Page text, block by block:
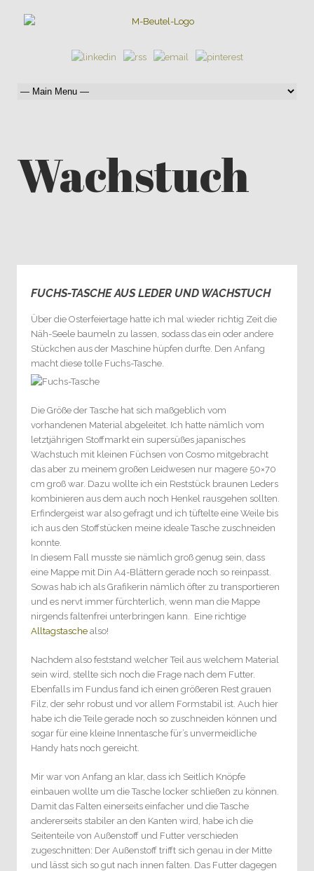
Wachstuch
FUCHS-TASCHE AUS LEDER UND WACHSTUCH
Über die Osterfeiertage hatte ich mal wieder richtig Zeit die
Näh-Seele baumeln zu lassen, sodass das ein oder andere
Stückchen aus der Maschine hüpfen durfte. Den Anfang
macht diese tolle Fuchs-Tasche.
Die Größe der Tasche hat sich maßgeblich vom
vorhandenen Material abgeleitet. Ich hatte nämlich vom
letztjährigen Stoffmarkt ein supersüßes japanisches
Wachstuch mit kleinen Füchsen von Cosmo mitgebracht
das aber zu meinem großen Leidwesen nur magere 50×70
cm groß war. Dazu wollte ich ein Reststück braunen Leders
kombinieren aus dem auch noch Henkel rausgehen sollten.
Erfindergeist war also gefragt und ich tüftelte eine Weile bis
ich aus den Stoffstücken meine ideale Tasche zuschneiden
konnte.
In diesem Fall musste sie nämlich groß genug sein, dass
eine Mappe mit Din A4-Blättern gerade noch so reinpasst.
Sowas hab ich als Grafikerin nämlich öfter zu transportieren
und es nervt immer fürchterlich, wenn man die Mappe
nirgends faltenfrei unterbringen kann. Eine richtige
Alltagstasche also!
Nachdem also feststand welcher Teil aus welchem Material
sein wird, stellte sich noch die Frage nach dem Futter.
Ebenfalls im Fundus fand ich einen größeren Rest grauen
Filz, der sehr robust und vor allem Formstabil ist. Auch hier
habe ich die Teile gerade noch so zuschneiden können und
sogar für eine kleine Innentasche für’s unvermeidliche
Handy hats noch gereicht.
Mir war von Anfang an klar, dass ich Seitlich Knöpfe
einbauen wollte um die Tasche locker schließen zu können.
Damit das Falten einerseits einfacher und die Tasche
andererseits stabiler an den Kanten wird, habe ich die
Seitenteile von Außenstoff und Futter verschieden
zugeschnitten: Der Außenstoff trifft sich genau in der Mitte
und lässt sich so gut nach innen falten. Das Futter dagegen